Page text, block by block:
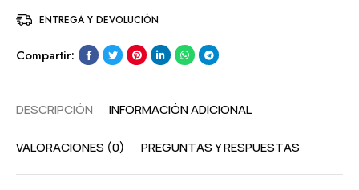
ENTREGA Y DEVOLUCIÓN
Compartir:
DESCRIPCIÓN INFORMACIÓN ADICIONAL
VALORACIONES (0) PREGUNTAS Y RESPUESTAS